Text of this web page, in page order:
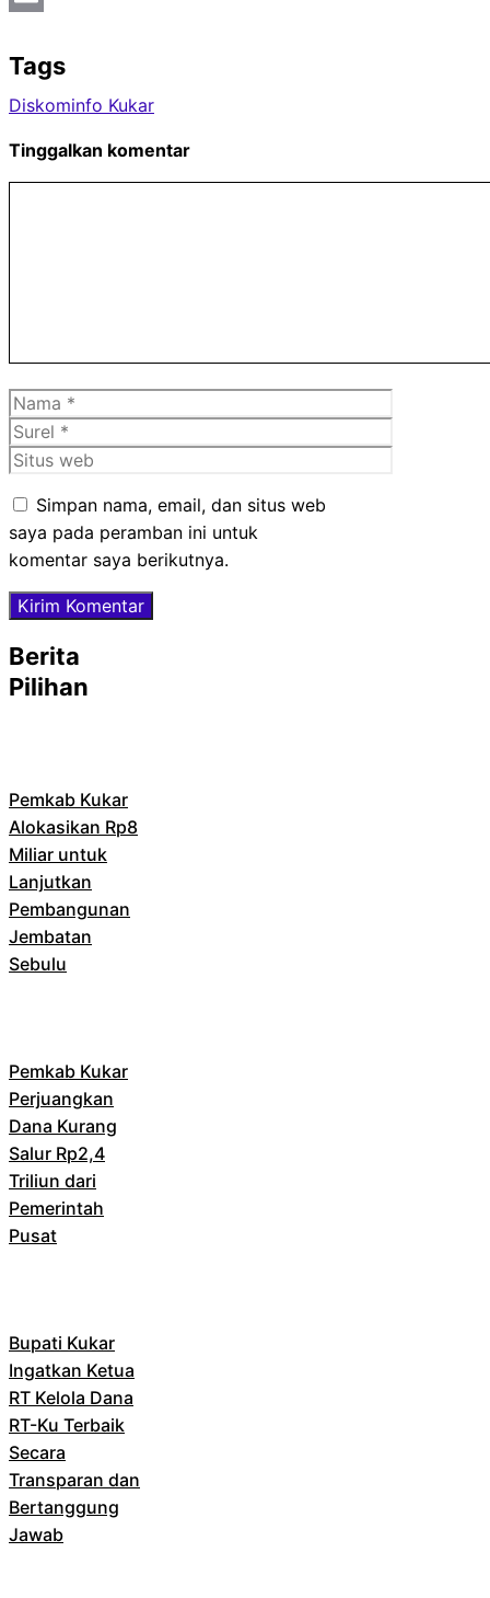
Tags
Diskominfo Kukar
Tinggalkan komentar
Nama
Surel
Situs
Simpan nama, email, dan situs web
saya pada peramban ini untuk
komentar saya berikutnya.
Berita
Pilihan
Pemkab Kukar
Alokasikan Rp8
Miliar untuk
Lanjutkan
Pembangunan
Jembatan
Sebulu
Pemkab Kukar
Perjuangkan
Dana Kurang
Salur Rp2,4
Triliun dari
Pemerintah
Pusat
Bupati Kukar
Ingatkan Ketua
RT Kelola Dana
RT-Ku Terbaik
Secara
Transparan dan
Bertanggung
Jawab